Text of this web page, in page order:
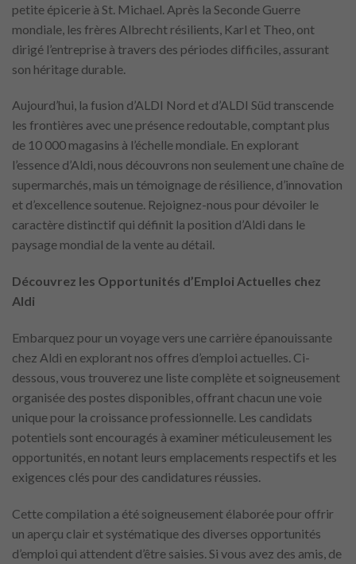
petite épicerie à St. Michael. Après la Seconde Guerre
mondiale, les frères Albrecht résilients, Karl et Theo, ont
dirigé l’entreprise à travers des périodes difficiles, assurant
son héritage durable.
Aujourd’hui, la fusion d’ALDI Nord et d’ALDI Süd transcende
les frontières avec une présence redoutable, comptant plus
de 10 000 magasins à l’échelle mondiale. En explorant
l’essence d’Aldi, nous découvrons non seulement une chaîne de
supermarchés, mais un témoignage de résilience, d’innovation
et d’excellence soutenue. Rejoignez-nous pour dévoiler le
caractère distinctif qui définit la position d’Aldi dans le
paysage mondial de la vente au détail.
Découvrez les Opportunités d’Emploi Actuelles chez
Aldi
Embarquez pour un voyage vers une carrière épanouissante
chez Aldi en explorant nos offres d’emploi actuelles. Ci-
dessous, vous trouverez une liste complète et soigneusement
organisée des postes disponibles, offrant chacun une voie
unique pour la croissance professionnelle. Les candidats
potentiels sont encouragés à examiner méticuleusement les
opportunités, en notant leurs emplacements respectifs et les
exigences clés pour des candidatures réussies.
Cette compilation a été soigneusement élaborée pour offrir
un aperçu clair et systématique des diverses opportunités
d’emploi qui attendent d’être saisies. Si vous avez des amis, de